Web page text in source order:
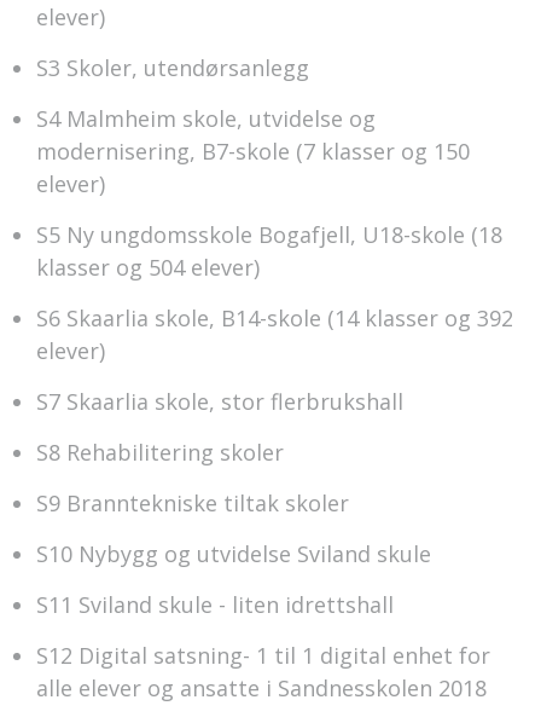
elever)
S3 Skoler, utendørsanlegg
S4 Malmheim skole, utvidelse og
modernisering, B7-skole (7 klasser og 150
elever)
S5 Ny ungdomsskole Bogafjell, U18-skole (18
klasser og 504 elever)
S6 Skaarlia skole, B14-skole (14 klasser og 392
elever)
S7 Skaarlia skole, stor flerbrukshall
S8 Rehabilitering skoler
S9 Branntekniske tiltak skoler
S10 Nybygg og utvidelse Sviland skule
S11 Sviland skule - liten idrettshall
S12 Digital satsning- 1 til 1 digital enhet for
alle elever og ansatte i Sandnesskolen 2018